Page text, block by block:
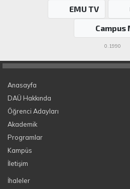
EMU TV
Campus
0.1990
Anasayfa
DAÜ Hakkında
Öğrenci Adayları
Akademik
Programlar
Kampüs
İletişim
İhaleler